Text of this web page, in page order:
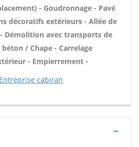
- Goudronnage - Pavé
décoratifs extérieurs - Allée de
Démolition avec transports de
/ Chape - Carrelage
- Empierrement -
Entreprise cabiran